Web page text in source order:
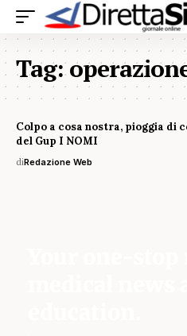
Tag:
Colpo a cosa nostra, pioggia di
del Gup I NOMI
diRedazione Web